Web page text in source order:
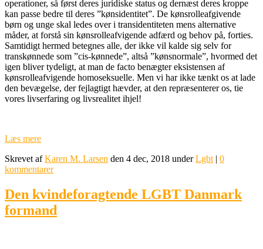
operationer, så først deres juridiske status og dernæst deres kroppe
kan passe bedre til deres ”kønsidentitet”. De kønsrolleafgivende
børn og unge skal ledes over i transidentiteten mens alternative
måder, at forstå sin kønsrolleafvigende adfærd og behov på, forties.
Samtidigt hermed betegnes alle, der ikke vil kalde sig selv for
transkønnede som ”cis-kønnede”, altså ”kønsnormale”, hvormed det
igen bliver tydeligt, at man de facto benægter eksistensen af
kønsrolleafvigende homoseksuelle. Men vi har ikke tænkt os at lade
den bevægelse, der fejlagtigt hævder, at den repræsenterer os, tie
vores livserfaring og livsrealitet ihjel!
Læs mere
Skrevet afKaren M. Larsen den 4 dec, 2018 underLgbt | 0
kommentarer
Den kvindeforagtende LGBT Danmark
formand